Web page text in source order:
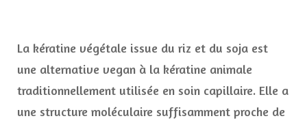
La kératine végétale issue du riz et du soja est
une alternative vegan à la kératine animale
traditionnellement utilisée en soin capillaire. Elle a
une structure moléculaire suffisamment proche de